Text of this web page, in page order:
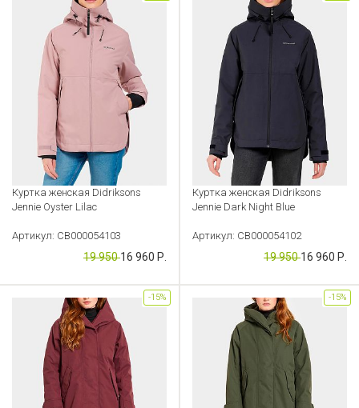
Куртка женская Didriksons
Jennie Oyster Lilac
Артикул: CB000054103
19 95016 960 Р.
Куртка женская Didriksons
Jennie Dark Night Blue
Артикул: CB000054102
19 95016 960 Р.
-15% -15%